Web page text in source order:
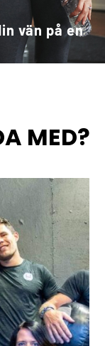
vän på en
MED?